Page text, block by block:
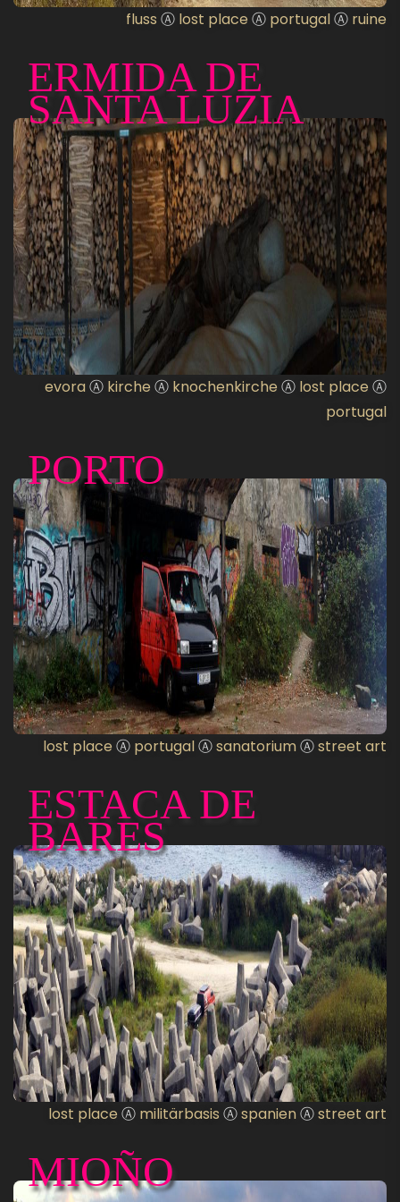
fluss Ⓐ lost place Ⓐ portugalⒶ ruine
ERMIDA DE
SANTA LUZIA
evoraⒶ kirche Ⓐ knochenkirche Ⓐ lost place Ⓐ
portugal
PORTO
lost place Ⓐ portugalⒶsanatoriumⒶstreet art
ESTACA DE
BARES
lost place Ⓐ militärbasis ⒶspanienⒶstreet art
MIOÑO